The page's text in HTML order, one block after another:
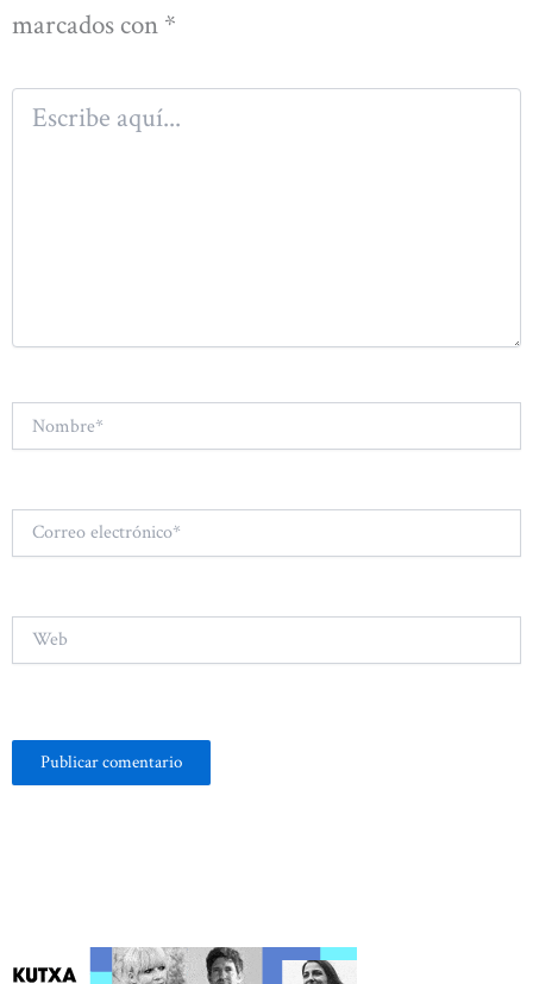
marcados con *
Escribe
aquí...
Correo
electrónico*
Web